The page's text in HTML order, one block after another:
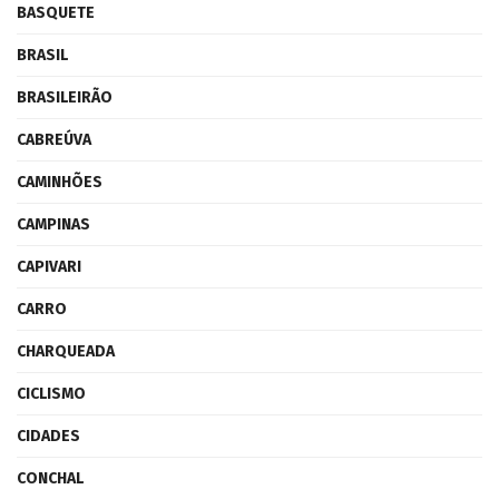
BASQUETE
BRASIL
BRASILEIRÃO
CABREÚVA
CAMINHÕES
CAMPINAS
CAPIVARI
CARRO
CHARQUEADA
CICLISMO
CIDADES
CONCHAL